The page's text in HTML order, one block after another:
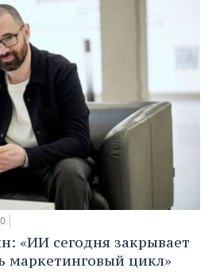
«ИИ сегодня закрывает
маркетинговый цикл»